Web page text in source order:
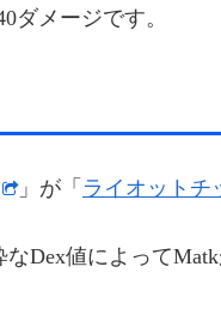
ダメージです。
」が「 ライオットチ
Dex値によってMatk